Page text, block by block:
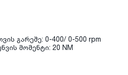
გარეშე: 0-400/ 0-500 rpm
მომენტი: 20 NM